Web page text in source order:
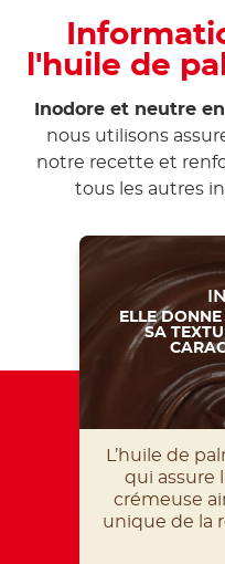
l'huile de
Inodore et neutre
nous utilisons
notre recette et
tous les autres
ELLE
SA
L’huile de
qui assure
crémeuse
unique de la